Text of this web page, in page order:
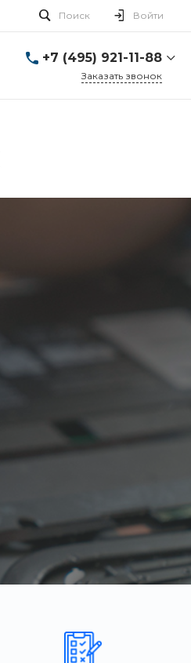
Поиск Войти
+7 (495) 921-11-88
Заказать звонок